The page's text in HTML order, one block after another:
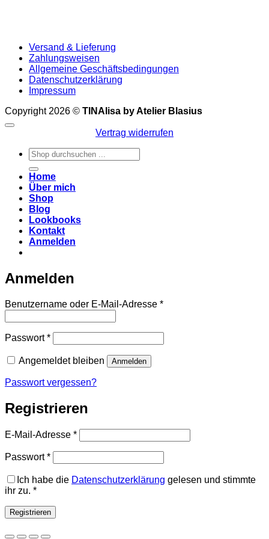
Versand & Lieferung
Zahlungsweisen
Allgemeine Geschäftsbedingungen
Datenschutzerklärung
Impressum
Copyright 2026 © TINAlisa by Atelier Blasius
Vertrag widerrufen
Suchen
nach:
Home
Über mich
Shop
Blog
Lookbooks
Kontakt
Anmelden
Anmelden
Benutzername oder E-Mail-Adresse *Erforderlich
Passwort*Erforderlich
Angemeldet bleiben Anmelden
Passwort vergessen?
Registrieren
E-Mail-Adresse *Erforderlich
Passwort*Erforderlich
Ich habe die Datenschutzerklärung gelesen und stimmte
ihr zu. *
Registrieren